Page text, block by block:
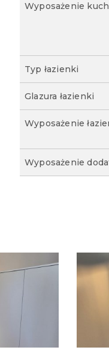
Wyposażenie
Typ łazienki
Glazura łazienki
Wyposażenie
Wyposażenie